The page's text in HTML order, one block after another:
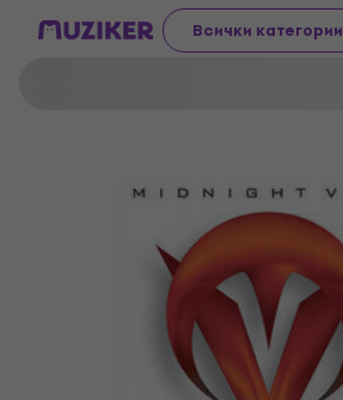
Всички категории